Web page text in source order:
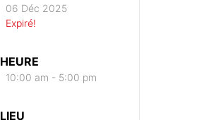
06 Déc 2025
Expiré!
HEURE
10:00 am - 5:00 pm
LIEU